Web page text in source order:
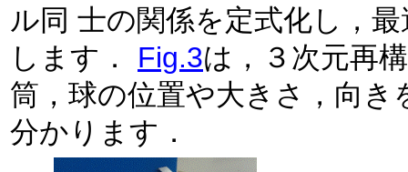
ル同 士の関係を定式化し，最適な物体モデルの組み合わせを探索
します． Fig.3は，３次元再
筒，球の位置や大きさ，向
分かります．